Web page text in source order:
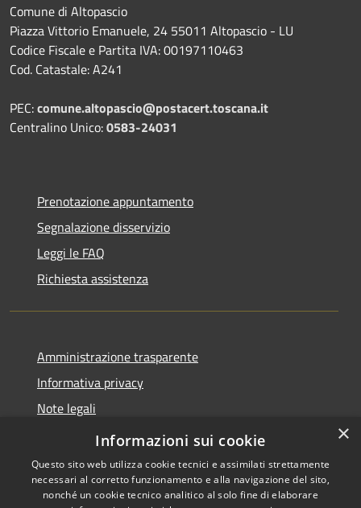
Comune di Altopascio
Piazza Vittorio Emanuele, 24 55011 Altopascio - LU
Codice Fiscale e Partita IVA: 00197110463
Cod. Catastale: A241
PEC:comune.altopascio@postacert.toscana.it
Centralino Unico:0583-24031
Prenotazione appuntamento
Segnalazione disservizio
Leggi le FAQ
Richiesta assistenza
Amministrazione trasparente
Informativa privacy
Note legali
Dichiarazione di accessibilità
×
Informazioni sui cookie
Questo sito web utilizza cookie tecnici e assimilati strettamente
necessari al corretto funzionamento e alla navigazione del sito,
nonché un cookie tecnico analitico al solo fine di elaborare